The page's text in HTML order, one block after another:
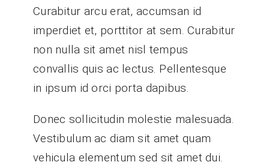
Curabitur arcu erat, accumsan id
imperdiet et, porttitor at sem. Curabitur
non nulla sit amet nisl tempus
convallis quis ac lectus. Pellentesque
in ipsum id orci porta dapibus.
Donec sollicitudin molestie malesuada.
Vestibulum ac diam sit amet quam
vehicula elementum sed sit amet dui.